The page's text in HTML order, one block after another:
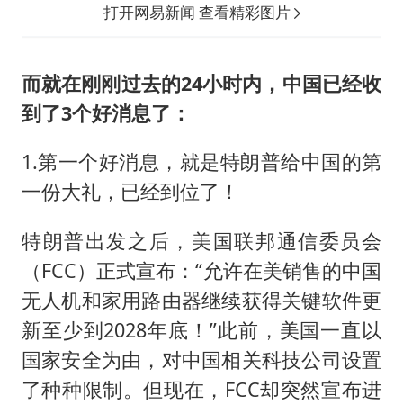
打开网易新闻 查看精彩图片
而就在刚刚过去的24小时内，中国已经收
到了3个好消息了：
1.第一个好消息，就是特朗普给中国的第
一份大礼，已经到位了！
特朗普出发之后，美国联邦通信委员会
（FCC）正式宣布：“允许在美销售的中国
无人机和家用路由器继续获得关键软件更
新至少到2028年底！”此前，美国一直以
国家安全为由，对中国相关科技公司设置
了种种限制。但现在，FCC却突然宣布进